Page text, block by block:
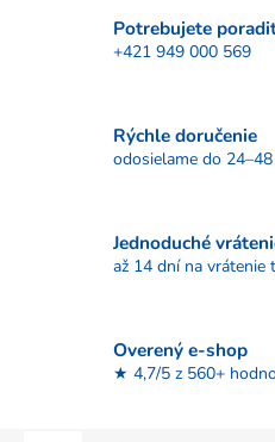
Potrebujete
+421 949 000 569
Rýchle doručenie
odosielame do
Jednoduché
až 14 dní na vrátenie
Overený e-shop
★ 4,7/5 z 560+